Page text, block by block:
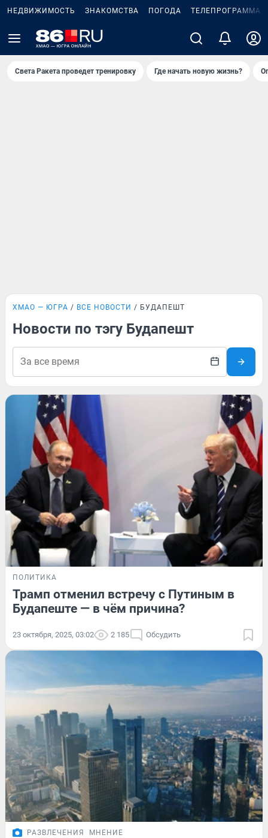
НЕДВИЖИМОСТЬ ЗНАКОМСТВА ПОГОДА ТЕЛЕПРОГРАММА
Света Ракета проведет тренировку Где начать новую жизнь?
ХМАО — ЮГРА ВСЕ НОВОСТИ БУДАПЕШТ
Новости по тэгу Будапешт
ПОЛИТИКА
Трамп отменил встречу с Путиным в
Будапеште — в чём причина?
23 октября, 2025, 03:02 2 185 Обсудить
РАЗВЛЕЧЕНИЯ МНЕНИЕ